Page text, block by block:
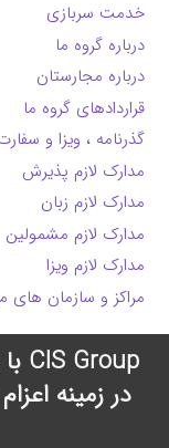
خدمت سربازی
درباره گروه ما
درباره مجارستان
قراردادهای گروه ما
گذرنامه ، ویزا و
مدارک لازم پذیرش
مدارک لازم زبان
مدارک لازم مشمولین
مدارک لازم ویزا
مراکز و سازمان های
در زمینه